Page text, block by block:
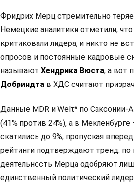
Фридрих Мерц стремительно
Немецкие аналитики отметили,
критиковали лидера, и никто не
опросов и постоянные кадровые
называют Хендрика Вюста, а вот
Добриндта в ХДС считают
Данные MDR и Welt* по
(41% против 24%), а в
скатились до 9%, пропуская
рейтинги подтверждают тренд:
деятельность Мерца одобряют
единственный политический